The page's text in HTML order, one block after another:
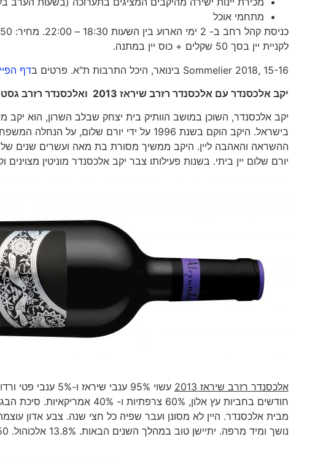
מתחמי אוכל
לקניית יין בסך 50 שקלים + כוס יין במתנה.
Sommelier 2018, 15-16 בינואר, היכל התרבות ת"א. פרטים ב
דף
יקב אלכסנדר עם אלכסנדר רזרב שיראז 2013 ואלכסנדר רזרב גסטו בלנד 2014
יקב אלכסנדר, השוכן במושב הוותיק בית יצחק שבלב השרון, הוא
בישראל. היקב הוקם בשנת 1996 על ידי יורם
ההשראה והאהבה ליין. היקב ממשיך מסורת בת מאה ועשרים שנים של
יורם שלום יין ביתי. בשנות פעילותו צבר יקב אלכסנדר מוניטין
אלכסנדר רזרב שיראז 2013
חודשים בחביות עץ אלון, 60%
מבית אלכסנדר. היין לא מסונן ועבר שפיה כל חצי שנה. צבע אדון
נושך ומיד מרפה. יתיישן טוב במהלך השנים הבאות. 13.8% אלכוהול. 150 שקלים